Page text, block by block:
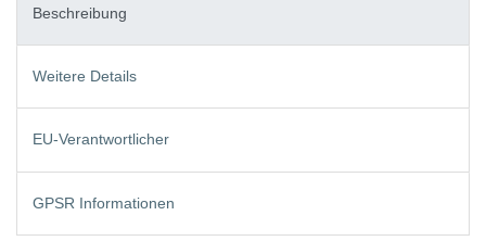
Beschreibung
Weitere Details
EU-Verantwortlicher
GPSR Informationen